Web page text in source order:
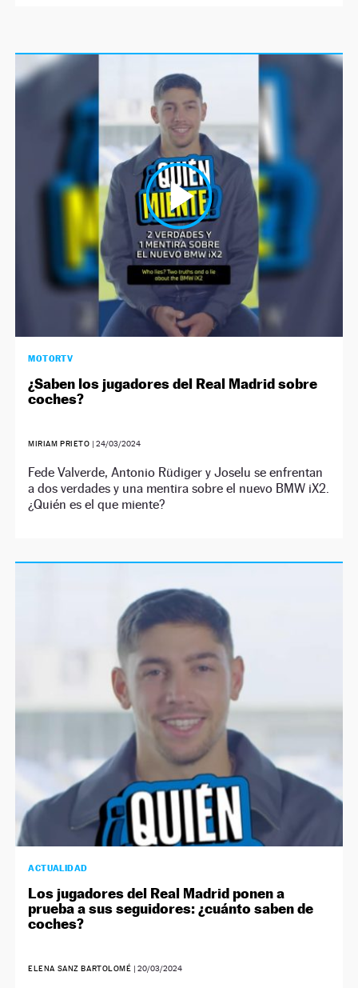
MOTORTV
¿Saben los jugadores del Real Madrid sobre
coches?
MIRIAM PRIETO | 24/03/2024
Fede Valverde, Antonio Rüdiger y Joselu se enfrentan
a dos verdades y una mentira sobre el nuevo BMW iX2.
¿Quién es el que miente?
ACTUALIDAD
Los jugadores del Real Madrid ponen a
prueba a sus seguidores: ¿cuánto saben de
coches?
ELENA SANZ BARTOLOMÉ | 20/03/2024